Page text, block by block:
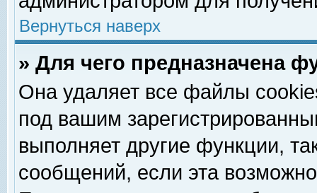
Вернуться наверх
» Для чего предназначена
Она удаляет все файлы
под вашим
выполняет другие функции,
сообщений, если эта